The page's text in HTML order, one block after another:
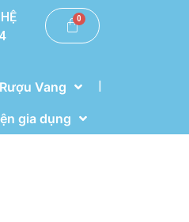
Vang
gia dụng
|